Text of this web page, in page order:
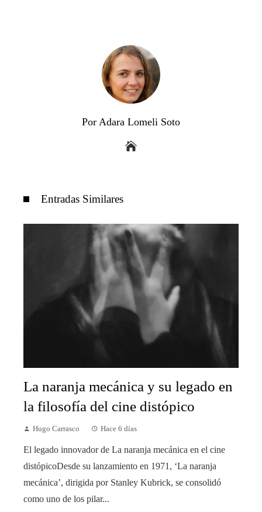
Por Adara Lomeli Soto
Entradas Similares
La naranja mecánica y su legado en
la filosofía del cine distópico
Hugo Carrasco Hace 6 días
El legado innovador de La naranja mecánica en el cine
distópicoDesde su lanzamiento en 1971, ‘La naranja
mecánica’, dirigida por Stanley Kubrick, se consolidó
como uno de los pilar...